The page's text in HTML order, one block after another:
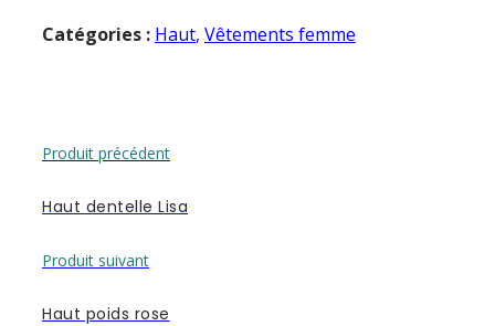
Catégories : Haut, Vêtements femme
Produit précédent
Haut dentelle Lisa
Produit suivant
Haut poids rose